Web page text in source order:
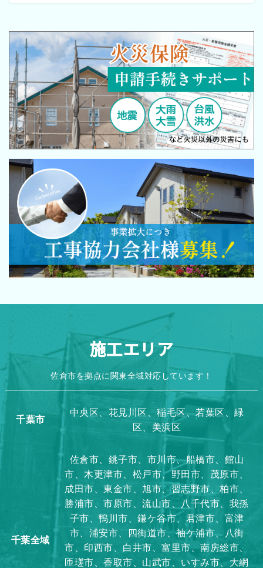
施工エリア
佐倉市を拠点に関東全域対応しています！
千葉市
中央区、花見川区、稲毛区、若葉区、緑
区、美浜区
千葉全域
佐倉市、銚子市、市川市、船橋市、館山
市、木更津市、松戸市、野田市、茂原市、
成田市、東金市、旭市、習志野市、柏市、
勝浦市、市原市、流山市、八千代市、我孫
子市、鴨川市、鎌ケ谷市、君津市、富津
市、浦安市、四街道市、袖ケ浦市、八街
市、印西市、白井市、富里市、南房総市、
匝瑳市、香取市、山武市、いすみ市、大網